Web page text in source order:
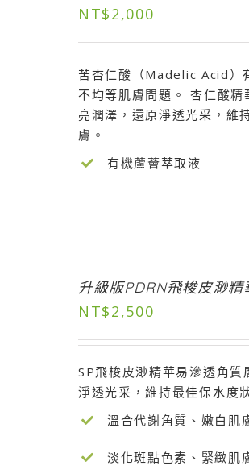
NT$2,000
苦杏仁酸（Madelic Acid）
不均等肌膚問題。 杏仁酸
亮潤澤，還原淨透光采，維
膚。
有機蘆薈萃取液
升級版PDRN飛梭皮渺精
NT$2,500
SP飛梭皮渺精華易滲透角
淨透光采，維持最佳保水度
溫合代謝角質、嫩白肌
淡化斑點色素、緊緻肌